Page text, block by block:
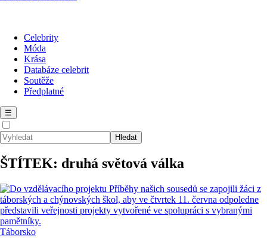
Celebrity
Móda
Krása
Databáze celebrit
Soutěže
Předplatné
☰
ŠTÍTEK: druhá světová válka
Táborsko